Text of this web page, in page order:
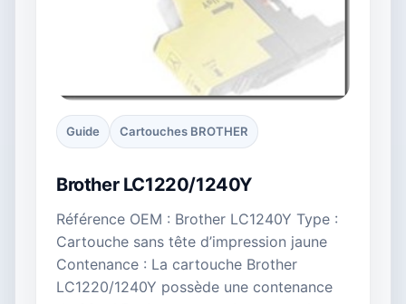
Guide Cartouches BROTHER
Brother LC1220/1240Y
Référence OEM : Brother LC1240Y Type :
Cartouche sans tête d’impression jaune
Contenance : La cartouche Brother
LC1220/1240Y possède une contenance